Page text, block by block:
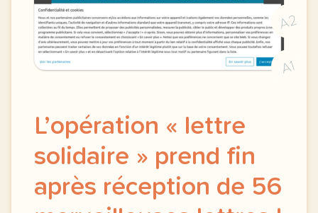
A2
A1
L’opération « lettre
solidaire » prend fin
après réception de 56